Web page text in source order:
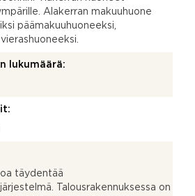
Alakerran makuuhuone
päämakuuhuoneeksi,
lukumäärä:
täydentää
Talousrakennuksessa on